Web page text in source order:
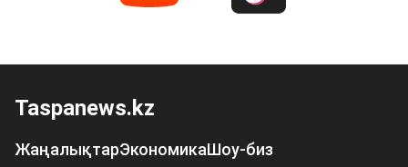
Taspanews.kz
ЖаңалықтарЭкономикаШоу-биз